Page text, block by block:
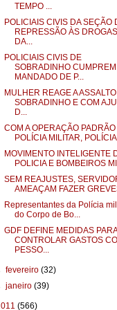
TEMPO ...
POLICIAIS CIVIS DA SEÇÃO
REPRESSÃO ÀS DROGAS
DA...
POLICIAIS CIVIS DE
SOBRADINHO CUMPREM
MANDADO DE P...
MULHER REAGE A ASSALTO
SOBRADINHO E COM
D...
COM A OPERAÇÃO PADRÃO
POLÍCIA MILITAR,
MOVIMENTO INTELIGENTE
POLICIA E BOMBEIROS
SEM REAJUSTES,
AMEAÇAM FAZER
Representantes da Polícia
do Corpo de Bo...
GDF DEFINE MEDIDAS PARA
CONTROLAR GASTOS
PESSO...
fevereiro(32)
janeiro(39)
(566)